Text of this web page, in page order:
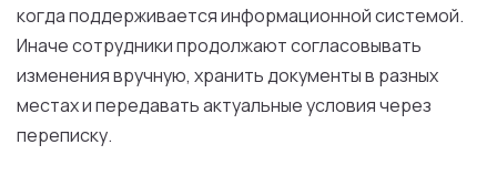
когда поддерживается информационной системой.
Иначе сотрудники продолжают согласовывать
изменения вручную, хранить документы в разных
местах и передавать актуальные условия через
переписку.